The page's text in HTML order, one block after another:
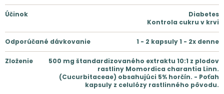
Účinok
Diabetes
Kontrola cukru v krvi
Odporúčané dávkovanie 1 - 2 kapsuly 1 - 2x denne
Zloženie
500 mg štandardizovaného extraktu 10:1 z plodov
rastliny Momordica charantia Linn.
(Cucurbitaceae) obsahujúci 5% horčín. - Poťah
kapsuly z celulózy rastlinného pôvodu.